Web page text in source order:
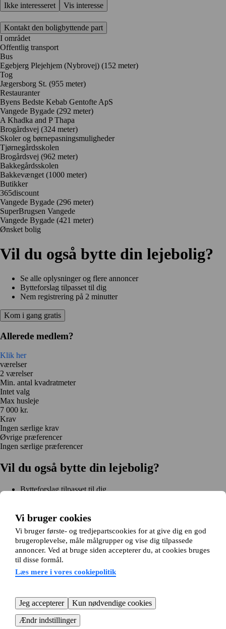
Vi bruger cookies
Vi bruger første- og tredjepartscookies for at give dig en god
brugeroplevelse, måle målgrupper og vise dig tilpassede
annoncer. Ved at bruge siden accepterer du, at cookies bruges
til disse formål.
Læs mere i vores cookiepolitik
Jeg accepterer
Kun nødvendige cookies
Ændr indstillinger
Ikke interesseret Vis interesse
Kontakt den boligbyttende part
I området
Offentlig transport
Bus
Egebjerg Plejehjem (Nybrovej) (152 meter)
Tog
Jægersborg St. (955 meter)
Restauranter
Byens Bedste Kebab Gentofte ApS
Vangede Bygade (292 meter)
A Khadka and P Thapa
Brogårdsvej (324 meter)
Skoler og børnepasningsmuligheder
Tjørnegårdsskolen
Brogårdsvej (962 meter)
Bakkegårdsskolen
Bakkevænget (1000 meter)
Butikker
365discount
Vangede Bygade (296 meter)
SuperBrugsen Vangede
Vangede Bygade (421 meter)
Ønsket bolig
Vil du også bytte din lejebolig?
Se alle oplysninger og flere annoncer
Bytteforslag tilpasset til dig
Nem registrering på 2 minutter
Kom i gang gratis
Allerede medlem?
Klik her
værelser
2 værelser
Min. antal kvadratmeter
Intet valg
Max husleje
7 000 kr.
Krav
Ingen særlige krav
Øvrige præferencer
Ingen særlige præferencer
Vil du også bytte din lejebolig?
Bytteforslag tilpasset til dig
Kom i gang gratis
Kom i gang
Kom i gang gratisSøg annoncerLog ind
Læs mere
Nyheder og tips
Om Hjembytte.dk
Kundeservice
Hjælp
E-mail:info@hjembytte.dk